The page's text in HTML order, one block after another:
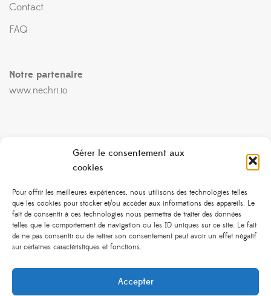
Gérer le consentement aux
cookies
Pour offrir les meilleures expériences, nous utilisons des technologies telles
que les cookies pour stocker et/ou accéder aux informations des appareils. Le
fait de consentir à ces technologies nous permettra de traiter des données
telles que le comportement de navigation ou les ID uniques sur ce site. Le fait
de ne pas consentir ou de retirer son consentement peut avoir un effet négatif
sur certaines caractéristiques et fonctions.
Accepter
Contact
FAQ
Notre partenaire
www.nechri.io
Liens Rapides
Mes commandes
Termes et Conditions
Retours et échanges
Expédition & Livraison
Politique de confidentialité